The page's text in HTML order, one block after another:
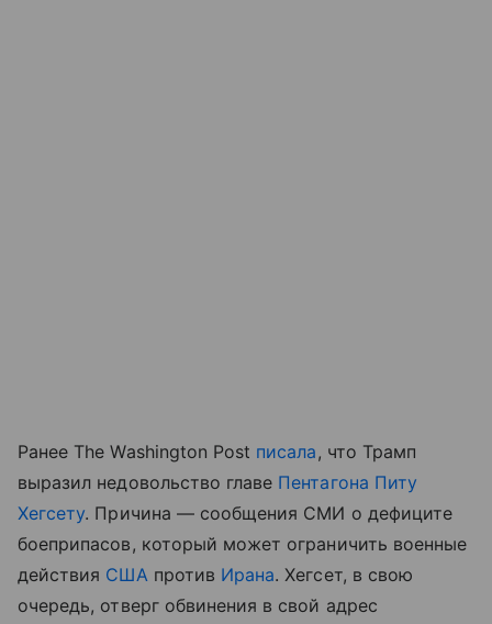
Ранее The Washington Post писала, что Трамп
выразил недовольство главе Пентагона Питу
Хегсету. Причина — сообщения СМИ о дефиците
боеприпасов, который может ограничить военные
действия СШАпротив Ирана. Хегсет, в свою
очередь, отверг обвинения в свой адрес